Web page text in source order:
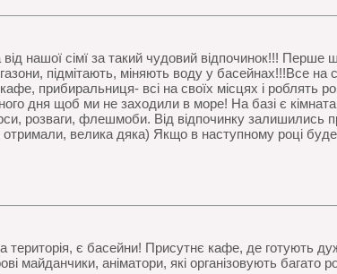
нашої сімї за такий чудовий відпочинок!!! Перше
підмітають, міняють воду у басейнах!!!Все на
прибиральниця- всі на своїх місцях і роблять
дня щоб ми не заходили в море! На базі є
розваги, флешмоби. Від відпочинку залишились
велика дяка) Якщо в наступному році
територія, є басейни! Присутнє кафе, де готують
майданчики, аніматори, які організовують багато